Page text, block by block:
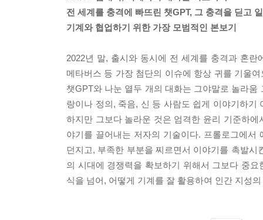
전 세계를 충격에 빠뜨린 챗GPT, 그 충격을 딛고
기계와 협업하기 위한 가장 모범적인 본보기
2022년 말, 출시와 동시에 전 세계를 충격과 혼
메타버스 등 가장 첨단의 이슈에 항상 귀를 기울
챗GPT와 나눈 열두 개의 대화는 그야말로 놀라
랑이나 정의, 죽음, 신 등 사람도 쉽게 이야기하
하지만 그보다 놀라운 것은 엄격한 윤리 기준하
야기를 끌어내는 저자의 기술이다. 프롤로그에
던지고, 부족한 부분을 찌르면서 이야기를 촉발시
의 시대에 경쟁력을 확보하기 위해서 그보다 중요
식을 넘어, 어떻게 기계를 잘 활용하여 인간 지성